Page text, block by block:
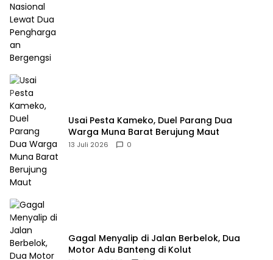
Usai Pesta Kameko, Duel Parang Dua
Warga Muna Barat Berujung Maut
13 Juli 2026 0
Gagal Menyalip di Jalan Berbelok, Dua
Motor Adu Banteng di Kolut